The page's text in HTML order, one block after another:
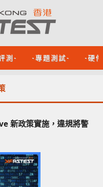
測- -專題測試- -硬
新政策實施，違規將警